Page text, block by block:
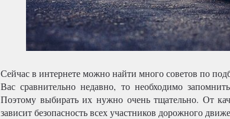
Сейчас в интернете можно найти много советов по
Вас сравнительно недавно, то необходимо
Поэтому выбирать их нужно очень тщательно. От
зависит безопасность всех участников дорожного